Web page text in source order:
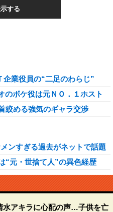
する
業役員の“二足のわらじ”
のボケ役は元ＮＯ．１ホスト
絞める強気のギャラ交渉
ンすぎる過去がネットで話題
“元・世捨て人”の異色経歴
水アキラに心配の声…子供を亡